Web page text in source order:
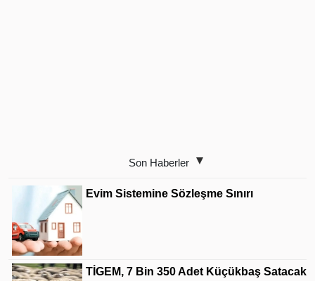
Son Haberler
Evim Sistemine Sözleşme Sınırı
TİGEM, 7 Bin 350 Adet Küçükbaş Satacak